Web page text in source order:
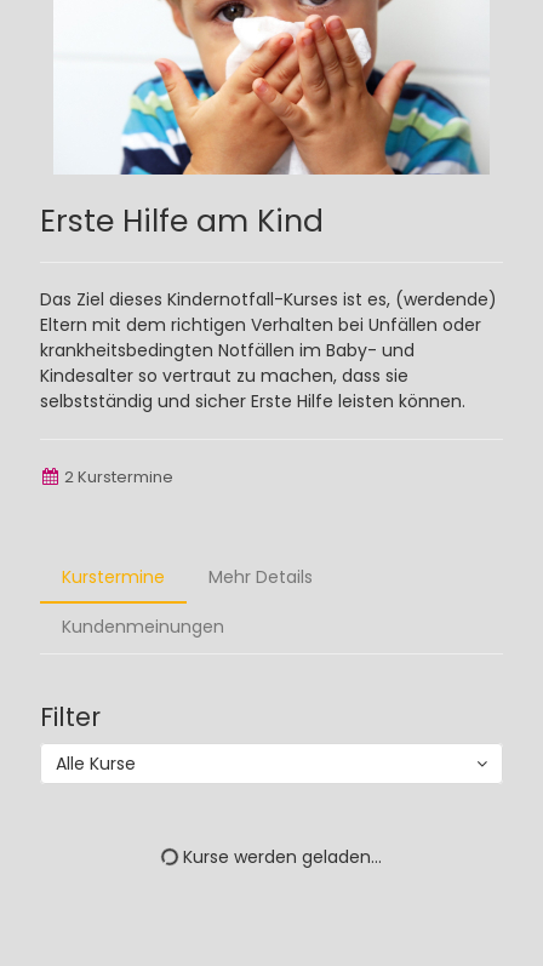
Erste Hilfe am Kind
Das Ziel dieses Kindernotfall-Kurses ist es, (werdende)
Eltern mit dem richtigen Verhalten bei Unfällen oder
krankheitsbedingten Notfällen im Baby- und
Kindesalter so vertraut zu machen, dass sie
selbstständig und sicher Erste Hilfe leisten können.
2 Kurstermine
Kurstermine Mehr Details
Kundenmeinungen
Filter
Alle Kurse
Kurse werden geladen...